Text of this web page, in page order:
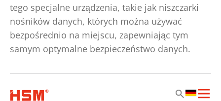
tego specjalne urządzenia, takie jak niszczarki
nośników danych, których można używać
bezpośrednio na miejscu, zapewniając tym
samym optymalne bezpieczeństwo danych.